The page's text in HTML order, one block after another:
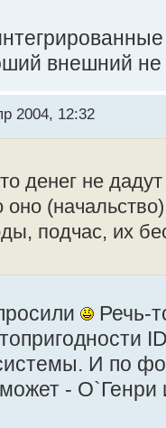
внешний
2004, 12:32
денег не
оно
подчас, их
Речь-
И по
- О`Генри